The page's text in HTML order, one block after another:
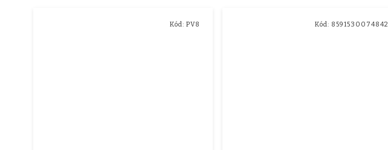
Kód: PV8 Kód: 8591530074842